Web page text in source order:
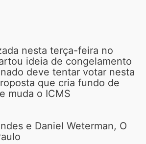
nesta terça-feira no
ideia de congelamento
deve tentar votar nesta
que cria fundo de
muda o ICMS
e Daniel Weterman, O